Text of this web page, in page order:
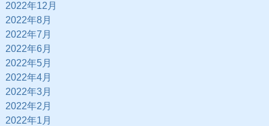
2022年12月
2022年8月
2022年7月
2022年6月
2022年5月
2022年4月
2022年3月
2022年2月
2022年1月